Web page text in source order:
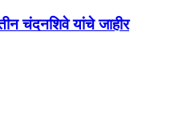
चंदनशिवे यांचे जाहीर